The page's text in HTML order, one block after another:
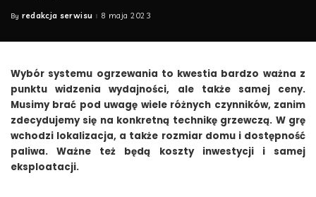
Posted
By redakcja serwisu 8 maja 2023
Wybór systemu ogrzewania to kwestia bardzo ważna z
punktu widzenia wydajności, ale także samej ceny.
Musimy brać pod uwagę wiele różnych czynników, zanim
zdecydujemy się na konkretną technikę grzewczą. W grę
wchodzi lokalizacja, a także rozmiar domu i dostępność
paliwa. Ważne też będą koszty inwestycji i samej
eksploatacji.